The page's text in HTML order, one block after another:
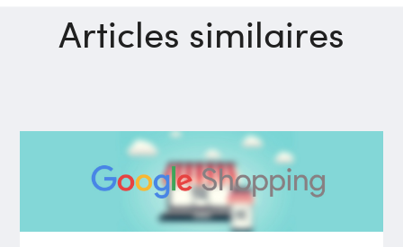
Articles similaires